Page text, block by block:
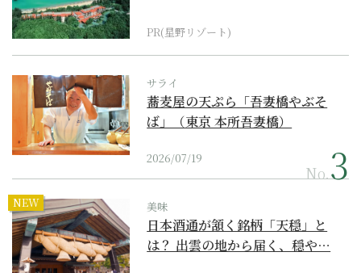
PR(星野リゾート)
サライ
蕎麦屋の天ぷら「吾妻橋やぶそ
ば」（東京 本所吾妻橋）
2026/07/19
No.
NEW 美味
日本酒通が頷く銘柄「天穏」と
は？ 出雲の地から届く、穏や…